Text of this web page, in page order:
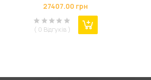
27407.00 грн
( 0 Відгуків )